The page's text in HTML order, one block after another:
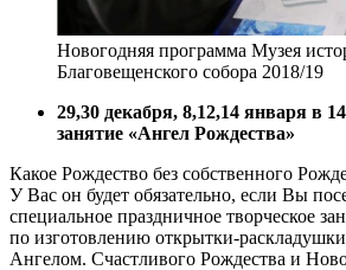
Новогодняя программа Музея
Благовещенского собора 2018/19
29,30 декабря, 8,12,14 января в
занятие «Ангел Рождества»
Какое Рождество без собственного
У Вас он будет обязательно, если Вы
специальное праздничное творческое
по изготовлению открытки-
Ангелом. Счастливого Рождества и